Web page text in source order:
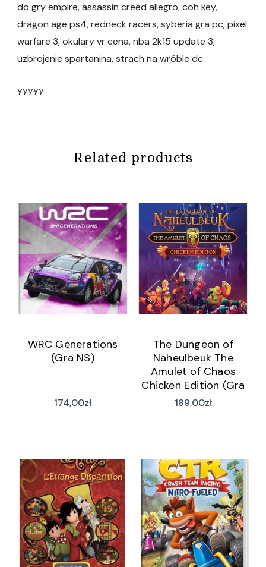
do gry empire, assassin creed allegro, coh key,
dragon age ps4, redneck racers, syberia gra pc, pixel
warfare 3, okulary vr cena, nba 2k15 update 3,
uzbrojenie spartanina, strach na wróble dc
yyyyy
Related products
WRC Generations
(Gra NS)
174,00zł
The Dungeon of
Naheulbeuk The
Amulet of Chaos
Chicken Edition (Gra
NS)
189,00zł